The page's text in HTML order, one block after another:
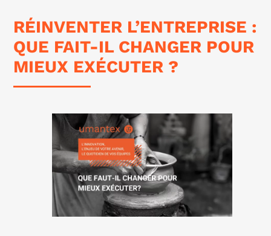
RÉINVENTER L’ENTREPRISE :
QUE FAIT-IL CHANGER POUR
MIEUX EXÉCUTER ?